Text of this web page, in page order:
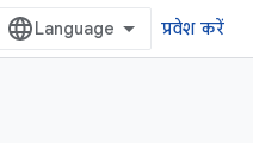
प्रवेश करें